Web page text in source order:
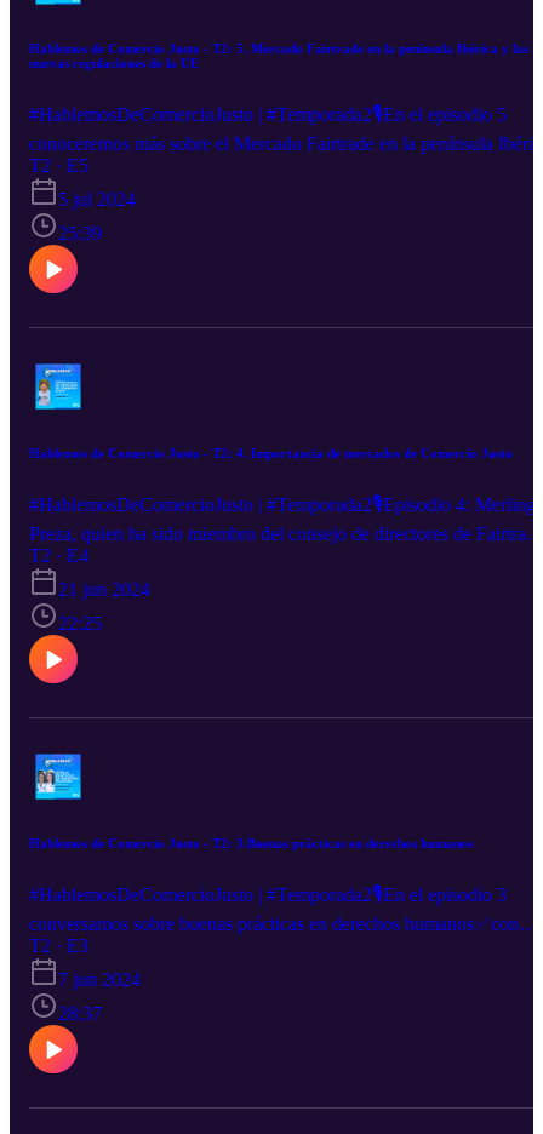
Hablemos de Comercio Justo - T2: 5. Mercado Fairtrade en la península Ibérica y las
nuevas regulaciones de la UE
#HablemosDeComercioJusto | #Temporada2🎙️En el episodio 5
conoceremos más sobre el Mercado Fairtrade en la península
y las nuevas regulaciones de la UE. 👉Nos acompaña Álvaro
Goicoechea, director de Fairtrade Ibérica.
T2 · E5
5 jul 2024
25:39
Hablemos de Comercio Justo - T2: 4. Importancia de mercados de Comercio Justo
#HablemosDeComercioJusto | #Temporada2🎙️Episodio 4: Merling
Preza, quien ha sido miembro del consejo de directores de Fairtrade
International, nos cuenta sobre la importancia de contar con
mercados de #ComercioJusto👉
T2 · E4
21 jun 2024
22:25
Hablemos de Comercio Justo - T2: 3.Buenas prácticas en derechos humanos
#HablemosDeComercioJusto | #Temporada2🎙️En el episodio 3
conversamos sobre buenas prácticas en derechos humanos✅con
Anneke Theunissen, directora de operaciones de CLAC, y Carmen
Mendivil, coordinadora de derechos humanos y ejes transversales
CLAC.🎧Escúchalo en Spotify.
T2 · E3
7 jun 2024
28:37